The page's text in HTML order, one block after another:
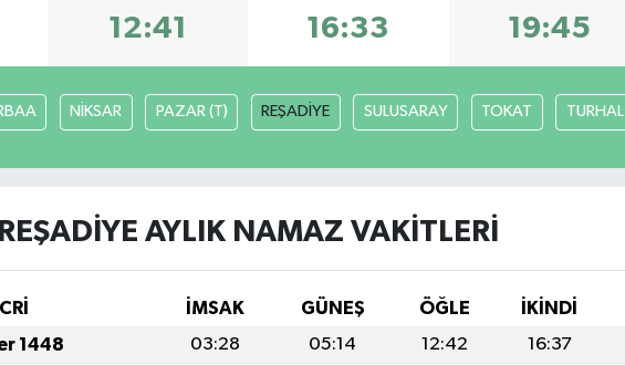
12:41 16:33 19:45
NİKSAR PAZAR (T) REŞADİYE SULUSARAY TOKAT TURHAL
REŞADİYE AYLIK NAMAZ VAKITLERI
İMSAK GÜNEŞ ÖĞLE İKINDI
1448 03:28 05:14 12:42 16:37